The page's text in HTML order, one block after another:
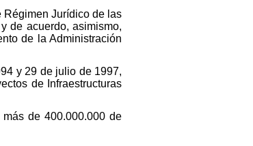
Régimen Jurídico de las
de acuerdo, asimismo,
de la Administración
y 29 de julio de 1997,
de Infraestructuras
de 400.000.000 de